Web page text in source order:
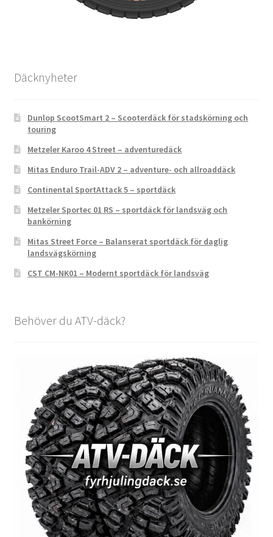
Däcknyheter
Dunlop ScootSmart 2 – Scooterdäck för stadskörning och
touring
Metzeler Karoo 4 Street – adventuredäck
Mitas Enduro Trail-ADV 2 – adventure- och allroaddäck
Continental SportAttack 5 – sportdäck
Metzeler Sportec 01 RS – sportdäck för landsväg och
bankörning
Mitas Street Force – Balanserat sportdäck för daglig
landsvägskörning
CST CM-NK01 – Modernt sportdäck för landsväg
Behöver du ATV-däck?